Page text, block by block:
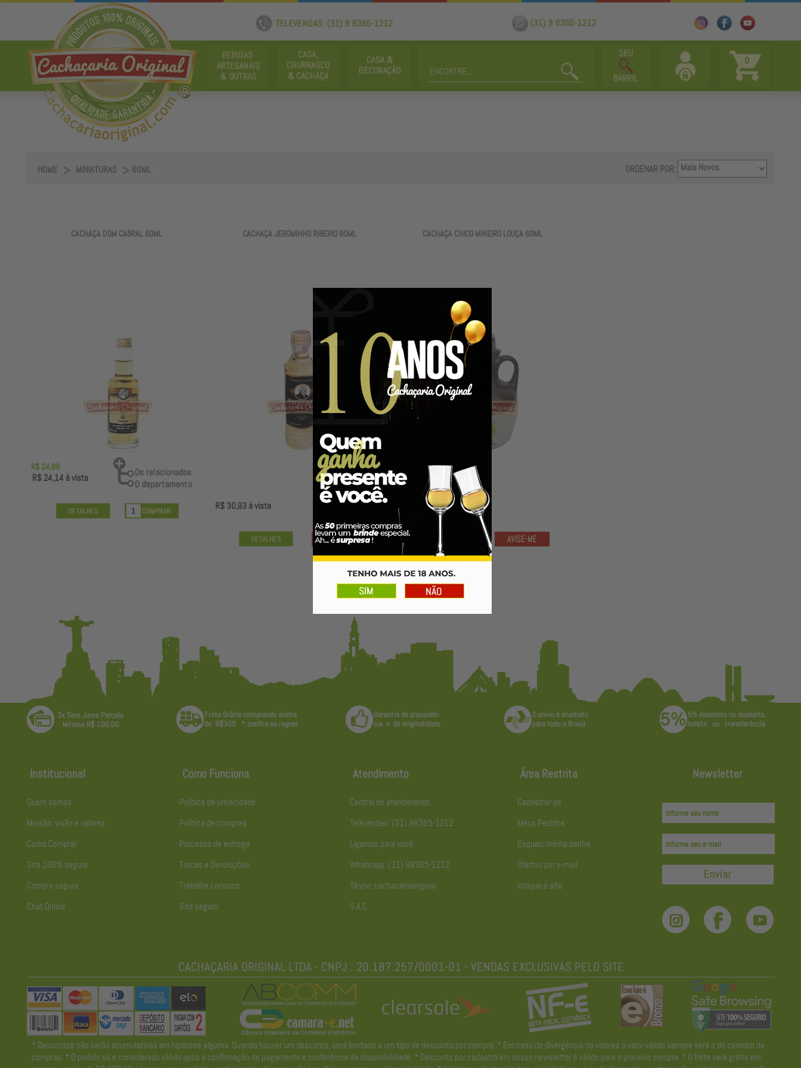
0
HOME MINIATURAS 60ML ORDENAR POR:
CACHAÇA DOM CABRAL 60ML
R$ 24,89
R$ 24,14 à vista
CACHAÇA JEROMINHO RIBEIRO 60ML
R$ 30,93 à vista
CACHAÇA CHICO MINEIRO LOUÇA 60ML
R$ 45,48à vista
Institucional
Quem somos
Missão, visão e valores
Como Comprar
Site 100% seguro
Compra segura
Chat Online
Como Funciona
Política de privacidade
Política de compras
Processo de entrega
Trocas e Devoluções
Trabalhe conosco
Site seguro
Atendimento
Central de atendimento
Televendas: (31) 98365-1212
Ligamos para você
Whatsapp: (31) 98365-1212
Skype: cachacariaoriginal
S.A.C
Área Restrita
Cadastrar-se
Meus Pedidos
Esqueci minha senha
Ofertas por e-mail
Indique o site
Newsletter
* Descontos não serão acumulativos em hipótese alguma. Quando houver um desconto, será limitado a um tipo de desconto por compra. * Em caso de divergência de valores o valor válido sempre será o do carrinho de
compras. * O pedido só é considerado válido após a confirmação de pagamento e conferência da disponibilidade. * Desconto por cadastro em nosso newsletter é válido para a primeira compra. * O frete será grátis em